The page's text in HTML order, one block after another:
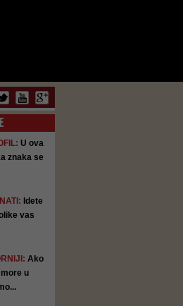
U ova
znaka se
Idete
vas
Ako
u